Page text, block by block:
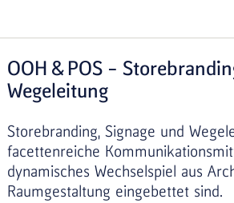
OOH & POS –
Wegeleitung
Storebranding, Signage und
facettenreiche
dynamisches Wechselspiel aus
Raumgestaltung eingebettet sind.